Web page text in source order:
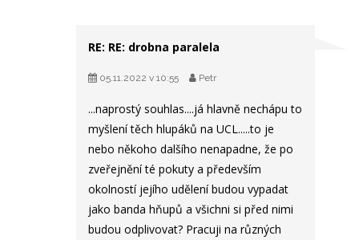
RE: RE: drobna paralela
05.11.2022 v 10:55 Petr
...naprostý souhlas....já hlavně nechápu to
myšlení těch hlupáků na UCL.....to je
nebo někoho dalšího nenapadne, že po
zveřejnění té pokuty a především
okolností jejího udělení budou vypadat
jako banda hňupů a všichni si před nimi
budou odplivovat? Pracuji na různých